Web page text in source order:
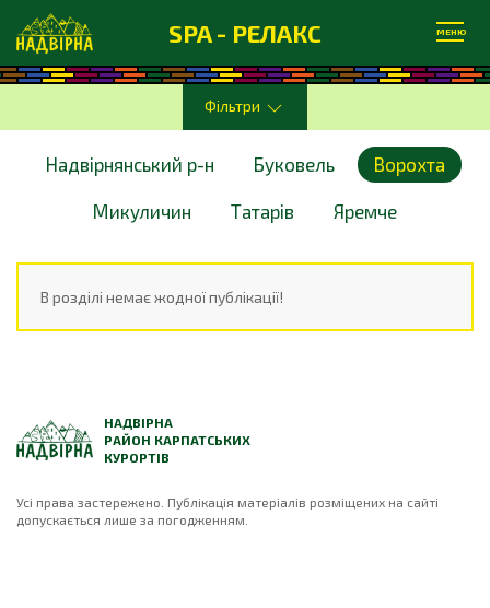
SPA - РЕЛАКС МЕНЮ
Фільтри
Надвірнянський р-н Буковель Ворохта
Микуличин Татарів Яремче
В розділі немає жодної публікації!
НАДВІРНА
РАЙОН КАРПАТСЬКИХ
КУРОРТІВ
Усі права застережено. Публікація матеріалів розміщених на сайті
допускається лише за погодженням.